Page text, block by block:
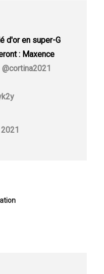
d'or en super-G
: Maxence
@cortina2021